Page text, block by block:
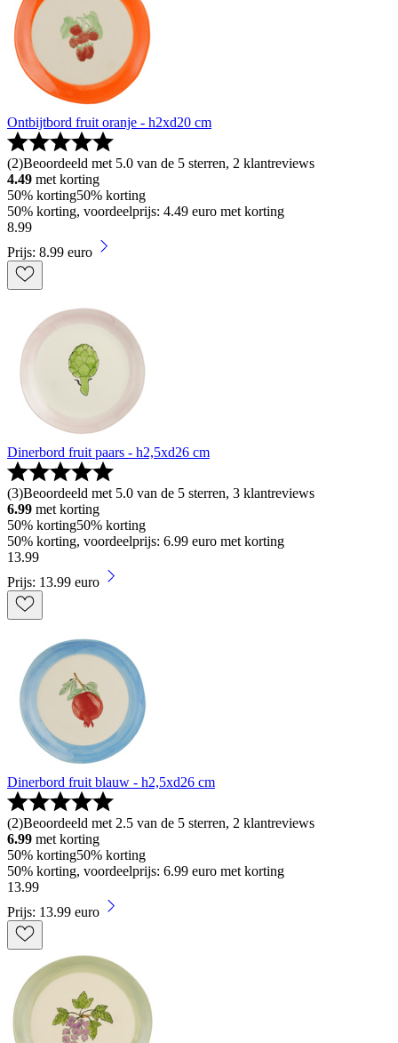
Ontbijtbord fruit oranje - h2xd20 cm
(2)Beoordeeld met 5.0 van de 5 sterren, 2 klantreviews
4.49 met korting
50% korting50% korting
50% korting, voordeelprijs: 4.49 euro met korting
8.99
Prijs: 8.99 euro
Dinerbord fruit paars - h2,5xd26 cm
(3)Beoordeeld met 5.0 van de 5 sterren, 3 klantreviews
6.99 met korting
50% korting50% korting
50% korting, voordeelprijs: 6.99 euro met korting
13.99
Prijs: 13.99 euro
Dinerbord fruit blauw - h2,5xd26 cm
(2)Beoordeeld met 2.5 van de 5 sterren, 2 klantreviews
6.99 met korting
50% korting50% korting
50% korting, voordeelprijs: 6.99 euro met korting
13.99
Prijs: 13.99 euro